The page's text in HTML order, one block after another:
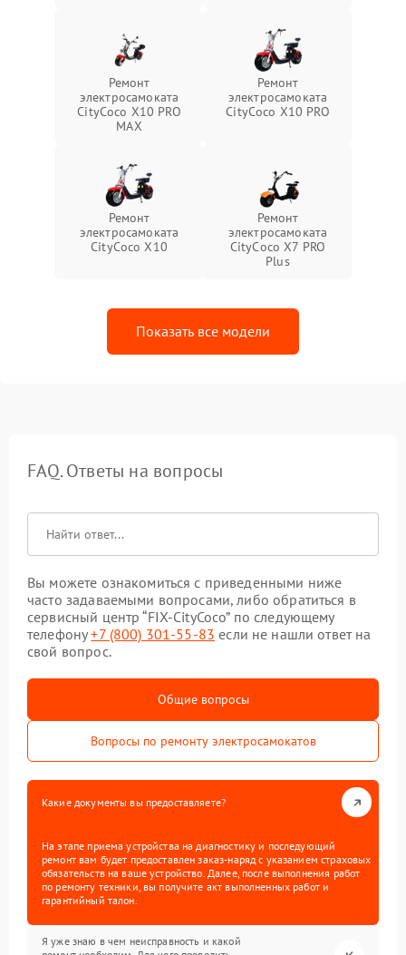
Ремонт
электросамоката
CityCoco X10 PRO
MAX
Ремонт
электросамоката
CityCoco X10 PRO
Ремонт
электросамоката
CityCoco X10
Ремонт
электросамоката
CityCoco X7 PRO
Plus
Показать все модели
FAQ. Ответы на вопросы
Вы можете ознакомиться с приведенными ниже
часто задаваемыми вопросами, либо обратиться в
сервисный центр “FIX-CityCoco” по следующему
телефону+7 (800) 301-55-83 если не нашли ответ на
свой вопрос.
Общие вопросы
Вопросы по ремонту электросамокатов
Какие документы вы предоставляете?
На этапе приема устройства на диагностику и последующий
ремонт вам будет предоставлен заказ-наряд с указанием страховых
обязательств на ваше устройство. Далее, после выполнения работ
по ремонту техники, вы получите акт выполненных работ и
гарантийный талон.
Я уже знаю в чем неисправность и какой